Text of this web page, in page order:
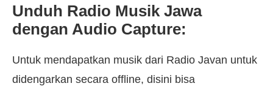
Unduh Radio Musik Jawa
dengan Audio Capture:
Untuk mendapatkan musik dari Radio Javan untuk
didengarkan secara offline, disini bisa